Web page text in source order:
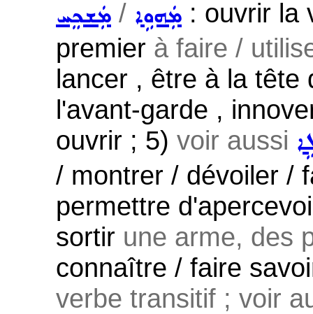
ܡܲܫܟܸܚ / ܡܲܗܘܹܐ : ouvrir la
premier à faire /
lancer , être à la tête
l'avant-garde ,
ouvrir ; 5) voir aussi
/ montrer / dévoiler /
permettre
sortir une arme, des
connaître / faire
verbe transitif ; voir